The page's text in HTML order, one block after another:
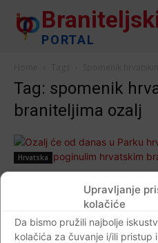
Upravljanje
kolačiće
Da bismo pružili najbolje
kolačića za čuvanje i/ili pristup
PORTAL
Tag: spomenik
braniteljima ozalj
Hrvatska
Ozalj će od danas u
branitelja imati
hrvatskim braniteljima
Braniteljski portal - 05.08.2017